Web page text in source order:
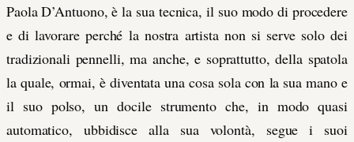
Paola D’Antuono, è la sua tecnica, il suo modo di procedere
e di lavorare perché la nostra artista non si serve solo dei
tradizionali pennelli, ma anche, e soprattutto, della spatola
la quale, ormai, è diventata una cosa sola con la sua mano e
il suo polso, un docile strumento che, in modo quasi
automatico, ubbidisce alla sua volontà, segue i suoi